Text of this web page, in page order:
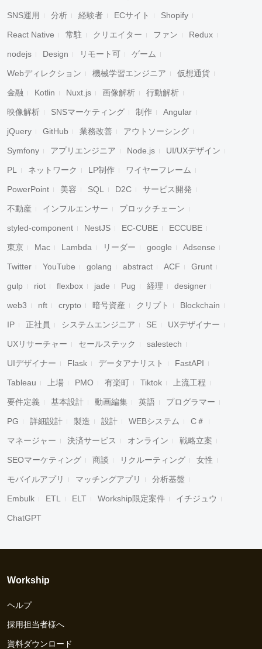
SNS運用 分析 経験者 ECサイト Shopify
React Native 常駐 クリエイター ファン Redux
nodejs Design リモート可 ゲーム
Webディレクション 機械学習エンジニア 仮想通貨
金融 Kotlin Nuxt.js 画像解析 行動解析
映像解析 SNSマーケティング 制作 Angular
jQuery GitHub 業務改善 アウトソーシング
Symfony アプリエンジニア Node.js UI/UXデザイン
PL ネットワーク LP制作 ワイヤーフレーム
PowerPoint 美容 SQL D2C サービス開発
不動産 インフルエンサー ブロックチェーン
styled-component NestJS EC-CUBE ECCUBE
東京 Mac Lambda リーダー google Adsense
Twitter YouTube golang abstract ACF Grunt
gulp riot flexbox jade Pug 経理 designer
web3 nft crypto 暗号資産 クリプト Blockchain
IP 正社員 システムエンジニア SE UXデザイナー
UXリサーチャー セールステック salestech
UIデザイナー Flask データアナリスト FastAPI
Tableau 上場 PMO 有楽町 Tiktok 上流工程
要件定義 基本設計 動画編集 英語 プログラマー
PG 詳細設計 製造 設計 WEBシステム C＃
マネージャー 決済サービス オンライン 戦略立案
SEOマーケティング 商談 リクルーティング 女性
モバイルアプリ マッチングアプリ 分析基盤
Embulk ETL ELT Workship限定案件 イチジュウ
ChatGPT
Workship
ヘルプ
採用担当者様へ
資料ダウンロード